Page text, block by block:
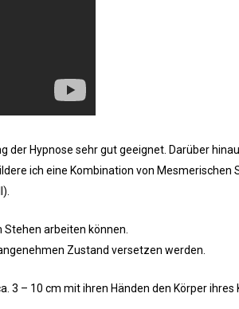
Hypnose sehr gut geeignet. Darüber
ich eine Kombination von Mesmerischen
arbeiten können.
Zustand versetzen werden.
3 – 10 cm mit ihren Händen den Körper ihres